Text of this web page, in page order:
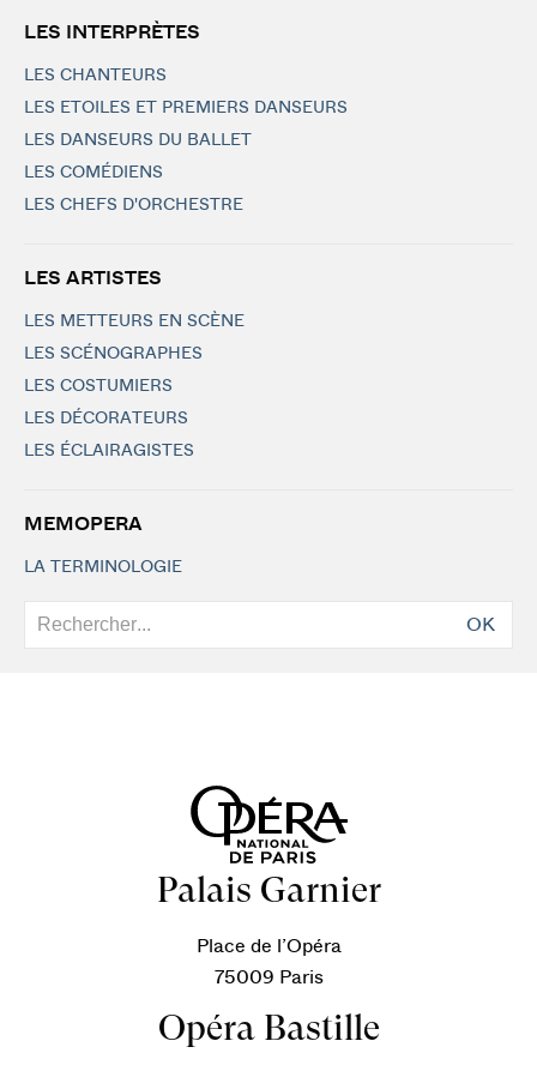
LES INTERPRÈTES
LES CHANTEURS
LES ETOILES ET PREMIERS DANSEURS
LES DANSEURS DU BALLET
LES COMÉDIENS
LES CHEFS D'ORCHESTRE
LES ARTISTES
LES METTEURS EN SCÈNE
LES SCÉNOGRAPHES
LES COSTUMIERS
LES DÉCORATEURS
LES ÉCLAIRAGISTES
MEMOPERA
LA TERMINOLOGIE
OK
Palais Garnier
Place de l’Opéra
75009 Paris
Opéra Bastille